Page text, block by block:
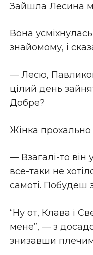
Зайшла Лесина
Вона
знайомому, і
— Лесю,
цілий день
Добре?
Жінка
— Взагалі-то він
все-таки не
самоті. Побудеш
“Ну от, Клава і
мене”, — з
знизавши